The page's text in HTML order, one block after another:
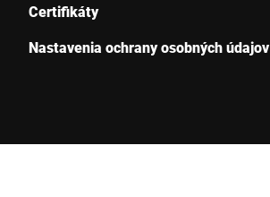
Certifikáty
Nastavenia ochrany osobných údajov